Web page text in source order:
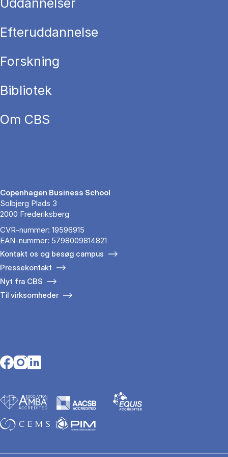
Uddannelser
Efteruddannelse
Forskning
Bibliotek
Om CBS
Copenhagen Business School
Solbjerg Plads 3
2000 Frederiksberg
CVR-nummer: 19596915
EAN-nummer: 5798009814821
Kontakt os og besøg campus
Pressekontakt
Nyt fra CBS
Til virksomheder
Opens in a new tab
Opens in a new tab
Opens in a new tab